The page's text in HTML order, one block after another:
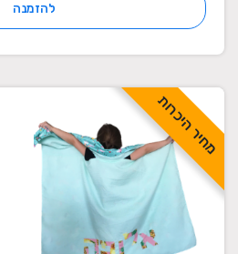
להזמנה
מחיר היכרות